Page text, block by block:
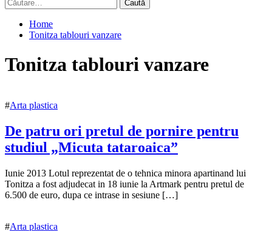
după:
Home
Tonitza tablouri vanzare
Tonitza tablouri vanzare
#Arta plastica
De patru ori pretul de pornire pentru
studiul „Micuta tataroaica”
21
iunie
201315
0
Iunie 2013 Lotul reprezentat de o tehnica minora apartinand lui
Tonitza a fost adjudecat in 18 iunie la Artmark pentru pretul de
6.500 de euro, dupa ce intrase in sesiune […]
#Arta plastica